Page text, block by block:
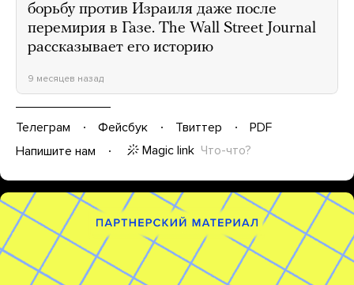
борьбу против Израиля даже после
перемирия в Газе. The Wall Street Journal
рассказывает его историю
9 месяцев назад
Телеграм Фейсбук Твиттер
PDF
Напишите нам
Magic link Что-что?